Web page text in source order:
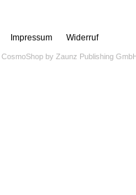
Impressum Widerruf
CosmoShop by Zaunz Publishing